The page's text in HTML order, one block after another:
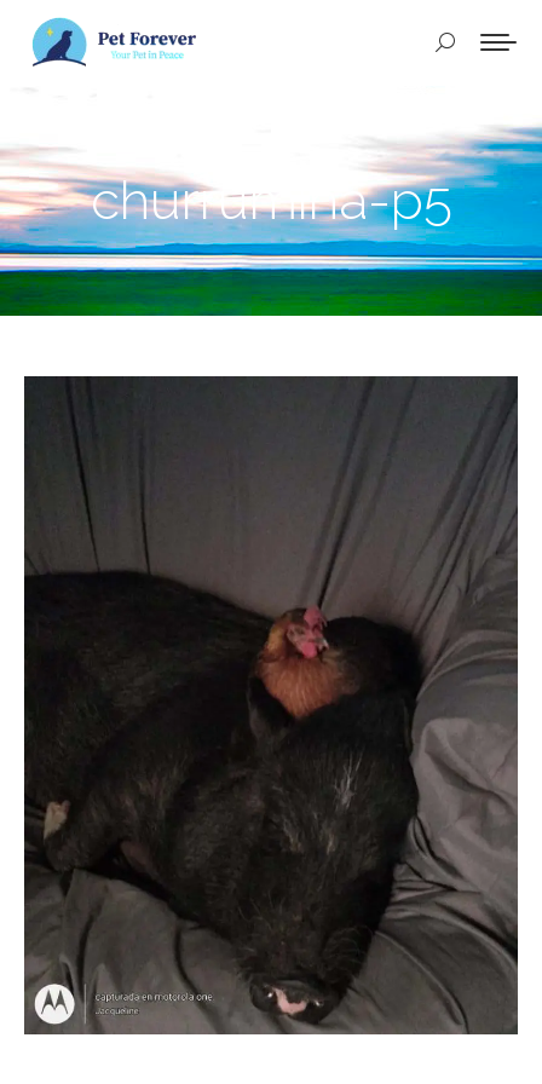
Buscar:
churrumina-p5